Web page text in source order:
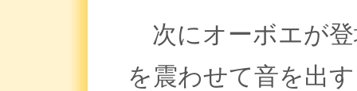
次にオーボエが
を震わせて音を出